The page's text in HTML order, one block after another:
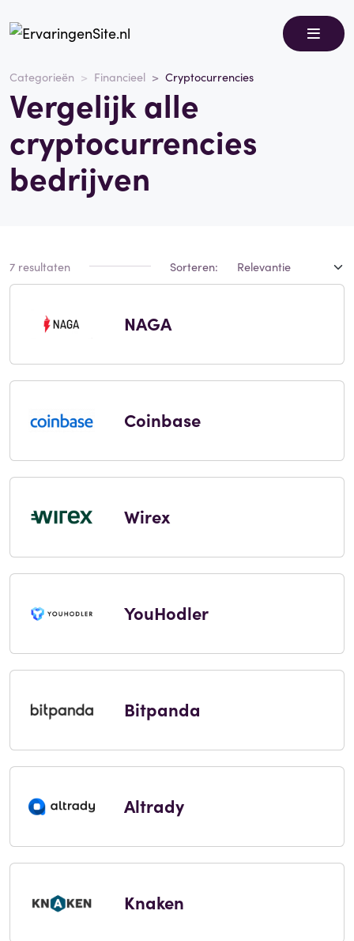
Categorieën Financieel Cryptocurrencies
Vergelijk alle
cryptocurrencies
bedrijven
7 resultaten Sorteren:
NAGA
Coinbase
Wirex
YouHodler
Bitpanda
Altrady
Knaken